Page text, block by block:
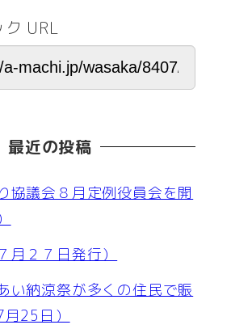
URL
最近の投稿
協議会８月定例役員会を開
月２７日発行）
い納涼祭が多くの住民で賑
25日）